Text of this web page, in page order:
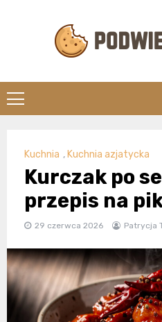
Kuchnia , Kuchnia azjatycka
Kurczak po
przepis na
29 czerwca 2026 Patrycja